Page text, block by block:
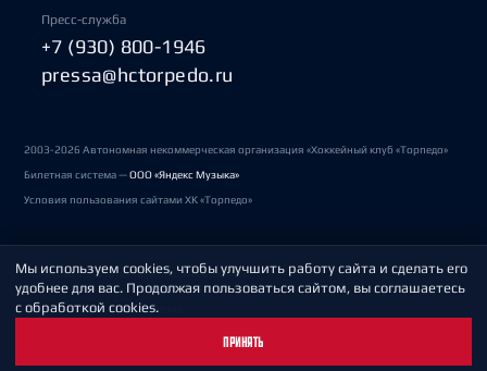
Пресс-служба
+7 (930) 800-1946
pressa@hctorpedo.ru
2003-2026 Автономная некоммерческая организация «Хоккейный клуб «Торпедо»
Билетная система —ООО «Яндекс Музыка»
Условия пользования сайтами ХК «Торпедо»
Политика обработки персональных данных
Пользовательское соглашение
Мы используем cookies, чтобы улучшить работу сайта и сделать его
удобнее для вас. Продолжая пользоваться сайтом, вы соглашаетесь
с обработкой cookies.
ПРИНЯТЬ